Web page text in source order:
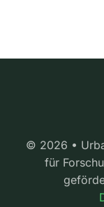
© 2026 •
für